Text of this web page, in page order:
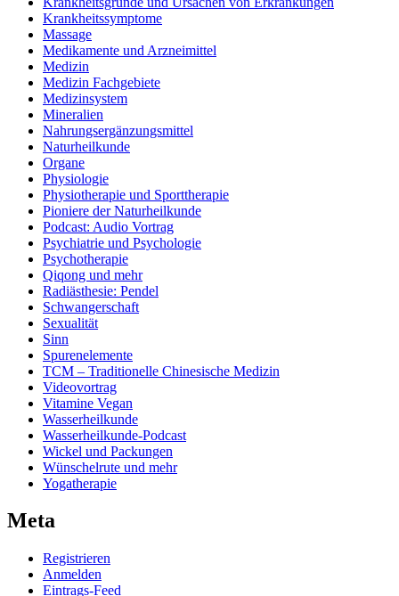
Krankheitssymptome
Massage
Medikamente und Arzneimittel
Medizin
Medizin Fachgebiete
Medizinsystem
Mineralien
Nahrungsergänzungsmittel
Naturheilkunde
Organe
Physiologie
Physiotherapie und Sporttherapie
Pioniere der Naturheilkunde
Podcast: Audio Vortrag
Psychiatrie und Psychologie
Psychotherapie
Qiqong und mehr
Radiästhesie: Pendel
Schwangerschaft
Sexualität
Sinn
Spurenelemente
TCM – Traditionelle Chinesische Medizin
Videovortrag
Vitamine Vegan
Wasserheilkunde
Wasserheilkunde-Podcast
Wickel und Packungen
Wünschelrute und mehr
Yogatherapie
Meta
Registrieren
Anmelden
Eintrags-Feed